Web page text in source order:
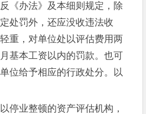
办法》及本细则规定，除
处罚外，还应没收违法收
重，对单位处以评估费用两
基本工资以内的罚款。也可
位给予相应的行政处分。以
业整顿的资产评估机构，